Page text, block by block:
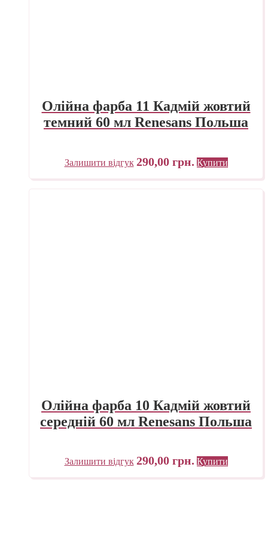
Олійна фарба 11 Кадмій жовтий
темний 60 мл Renesans Польша
Залишити відгук 290,00 грн. Купити
Олійна фарба 10 Кадмій жовтий
середній 60 мл Renesans Польша
Залишити відгук 290,00 грн. Купити